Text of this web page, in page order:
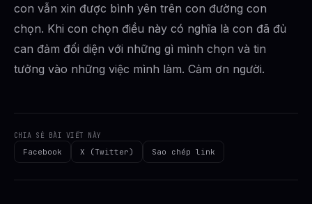
con vẫn xin được bình yên trên con đường con
chọn. Khi con chọn điều này có nghĩa là con đã đủ
can đảm đối diện với những gì mình chọn và tin
tưởng vào những việc mình làm. Cảm ơn người.
CHIA SẺ BÀI VIẾT NÀY
Facebook X (Twitter) Sao chép link